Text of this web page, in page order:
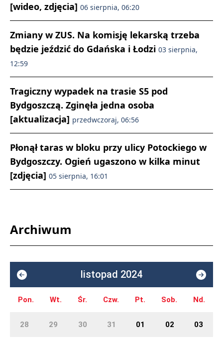
[wideo, zdjęcia] 06 sierpnia, 06:20
Zmiany w ZUS. Na komisję lekarską trzeba
będzie jeździć do Gdańska i Łodzi 03 sierpnia,
12:59
Tragiczny wypadek na trasie S5 pod
Bydgoszczą. Zginęła jedna osoba
[aktualizacja] przedwczoraj, 06:56
Płonął taras w bloku przy ulicy Potockiego w
Bydgoszczy. Ogień ugaszono w kilka minut
[zdjęcia] 05 sierpnia, 16:01
Archiwum
listopad 2024
Pon. Wt. Śr. Czw. Pt. Sob. Nd.
28 29 30 31 01 02 03